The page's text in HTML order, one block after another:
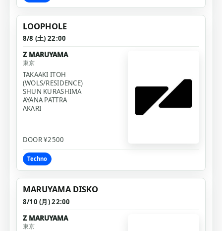
LOOPHOLE
8/8 (土) 22:00
Z MARUYAMA
東京
TAKAAKI ITOH
(WOLS/RESIDENCE)
SHUN KURASHIMA
AYANA PATTRA
ΛKΛRI
DOOR ¥2500
Techno
MARUYAMA DISKO
8/10 (月) 22:00
Z MARUYAMA
東京